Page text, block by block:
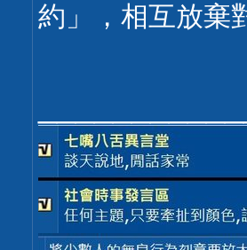
約」，相互放棄